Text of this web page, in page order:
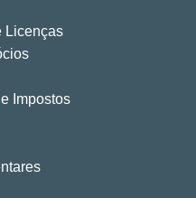
Licenças
Impostos